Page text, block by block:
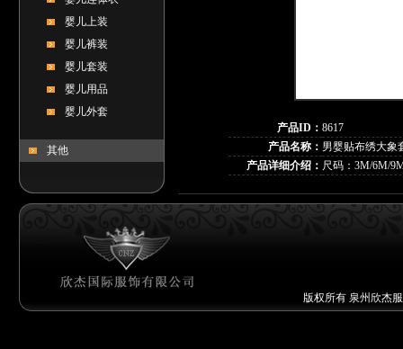
婴儿上装
婴儿裤装
婴儿套装
婴儿用品
婴儿外套
其他
产品ID： 8617
产品名称： 男婴贴布绣大象
产品详细介绍： 尺码：3M/6M/
版权所有 泉州欣杰服